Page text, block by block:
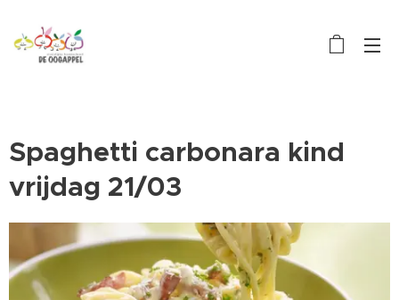
Spaghetti carbonara kind
vrijdag 21/03